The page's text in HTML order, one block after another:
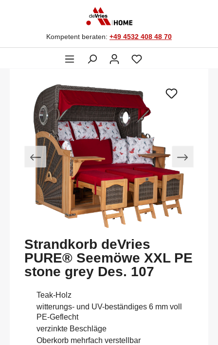
Kompetent beraten: +49 4532 408 48 70
Strandkorb deVries
PURE® Seemöwe XXL PE
stone grey Des. 107
Teak-Holz
witterungs- und UV-beständiges 6 mm voll
PE-Geflecht
verzinkte Beschläge
Oberkorb mehrfach verstellbar